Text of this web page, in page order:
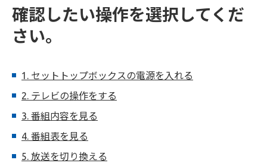
確認したい操作を選択してくだ
さい。
1. セットトップボックスの電源を入れる
2. テレビの操作をする
3. 番組内容を見る
4. 番組表を見る
5. 放送を切り換える